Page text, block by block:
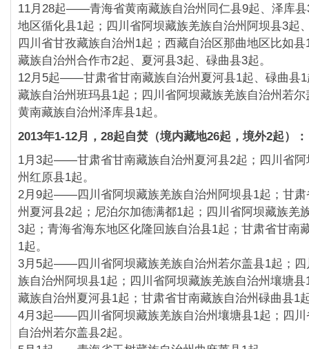
11月28起——青海省黄南藏族自治州同仁县9起、泽库县
地区循化县1起； 四川省阿坝藏族羌族自治州阿坝县3起
四川省甘孜藏族自治州1起；西藏自治区那曲地区比如县
藏族自治州合作市2起、夏河县3起、碌曲县3起。
12月5起——甘肃省甘南藏族自治州夏河县1起、碌曲县1
藏族自治州班玛县1起； 四川省阿坝藏族羌族自治州若
黄南藏族自治州泽库县1起。
2013年1-12月，28起自焚（境内藏地26起，境外2起）
：
1月3起——甘肃省甘南藏族自治州夏河县2起； 四川省
州红原县1起。
2月9起——四川省阿坝藏族羌族自治州阿坝县1起； 甘肃
州夏河县2起；尼泊尔加德满都1起； 四川省阿坝藏族羌
3起； 青海省海东地区化隆回族自治县1起； 甘肃省甘南
1起。
3月5起——四川省阿坝藏族羌族自治州若尔盖县1起；
族自治州阿坝县1起； 四川省阿坝藏族羌族自治州壤塘县
藏族自治州夏河县1起； 甘肃省甘南藏族自治州碌曲县1
4月3起——四川省阿坝藏族羌族自治州壤塘县1起； 四
自治州若尔盖县2起。